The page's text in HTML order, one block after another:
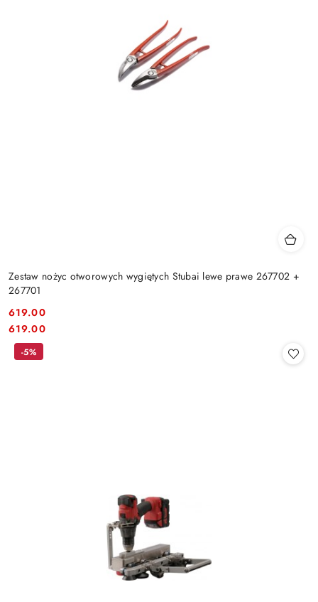
Zestaw nożyc otworowych wygiętych Stubai lewe prawe 267702 +
267701
Cena:
619.00
Cena:
619.00
-5%